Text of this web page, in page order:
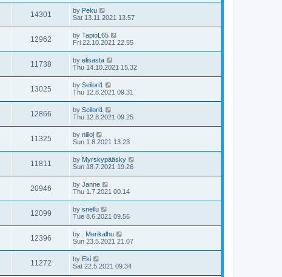
14301 by Peku
Sat 13.11.2021 13.57
12962 by TapioL65
Fri 22.10.2021 22.55
11738 by elisasta
Thu 14.10.2021 15.32
13025 by Seilori1
Thu 12.8.2021 09.31
12866 by Seilori1
Thu 12.8.2021 09.25
11325 by niiloj
Sun 1.8.2021 13.23
11811 by Myrskypääsky
Sun 18.7.2021 19.26
20946 by Janne
Thu 1.7.2021 00.14
12099 by snellu
Tue 8.6.2021 09.56
12396 by
. Merikalhu
Sun 23.5.2021 21.07
11272 by Eki
Sat 22.5.2021 09.34